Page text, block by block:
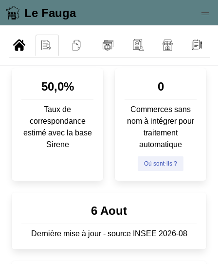
Le Fauga
50,0%
Taux de
correspondance
estimé avec la base
Sirene
0
Commerces sans
nom à intégrer pour
traitement
automatique
Où sont-ils ?
6 Aout
Dernière mise à jour - source INSEE 2026-08